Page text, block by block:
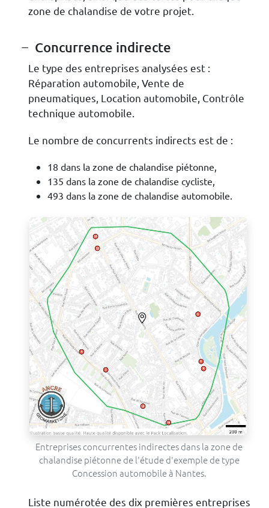
zone de chalandise de votre projet.
Concurrence indirecte
Le type des entreprises analysées est :
Réparation automobile, Vente de
pneumatiques, Location automobile, Contrôle
technique automobile.
Le nombre de concurrents indirects est de :
18 dans la zone de chalandise piétonne,
135 dans la zone de chalandise cycliste,
493 dans la zone de chalandise automobile.
Entreprises concurrentes indirectes dans la zone de
chalandise piétonne de l'étude d'exemple de type
Concession automobile à Nantes.
Liste numérotée des dix premières entreprises